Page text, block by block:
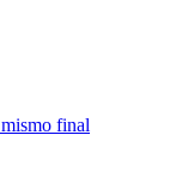
final